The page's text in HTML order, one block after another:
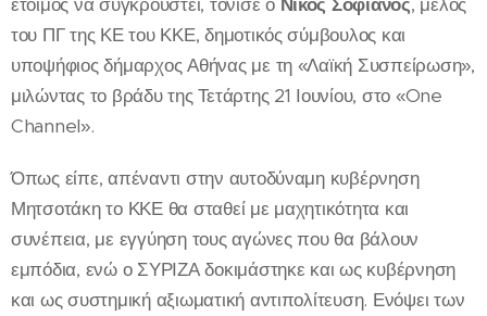
του ΠΓ της ΚΕ του ΚΚΕ, δημοτικός σύμβουλος και
υποψήφιος δήμαρχος Αθήνας με τη «Λαϊκή Συσπείρωση»,
μιλώντας το βράδυ της Τετάρτης 21 Ιουνίου, στο «One
Channel».
Όπως είπε, απέναντι στην αυτοδύναμη κυβέρνηση
Μητσοτάκη το ΚΚΕ θα σταθεί με μαχητικότητα και
συνέπεια, με εγγύηση τους αγώνες που θα βάλουν
εμπόδια, ενώ ο ΣΥΡΙΖΑ δοκιμάστηκε και ως κυβέρνηση
και ως συστημική αξιωματική αντιπολίτευση. Ενόψει των